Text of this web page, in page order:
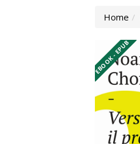
Home
EBOOK - EPUB